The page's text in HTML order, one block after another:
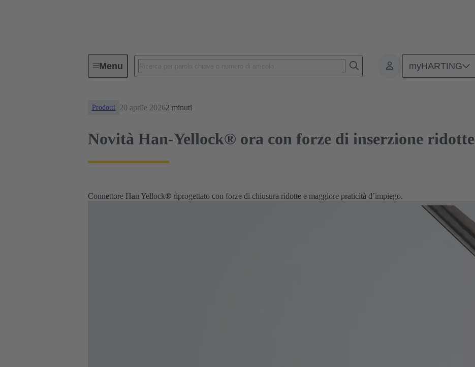
Menu myHARTING
News
Prodotti 20 aprile 20262 minuti
Novità Han‑Yellock® ora con forze di inserzione ridotte
Connettore Han Yellock® riprogettato con forze di chiusura ridotte e maggiore praticità d’impiego.